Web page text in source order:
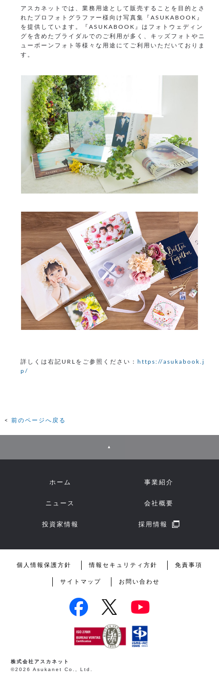
アスカネットでは、業務用途として販売することを目的とさ
れたプロフォトグラファー様向け写真集『ASUKABOOK』
を提供しています。『ASUKABOOK』はフォトウェディン
グを含めたブライダルでのご利用が多く、キッズフォトやニ
ューボーンフォト等様々な用途にてご利用いただいておりま
す。
詳しくは右記URLをご参照ください：
https://asukabook.j
p/
前のページへ戻る
▲
ホーム 事業紹介
ニュース 会社概要
投資家情報 採用情報
個人情報保護方針 情報セキュリティ方針 免責事項
サイトマップ お問い合わせ
株式会社アスカネット
©2026 Asukanet Co., Ltd.